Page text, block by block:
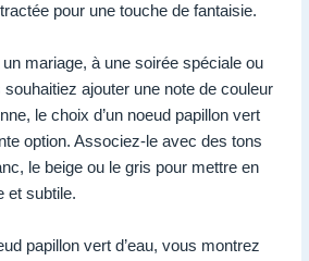
pour une touche de fantaisie.
mariage, à une soirée spéciale ou
ajouter une note de couleur
le choix d’un noeud papillon vert
option. Associez-le avec des tons
le beige ou le gris pour mettre en
et subtile.
papillon vert d’eau, vous montrez